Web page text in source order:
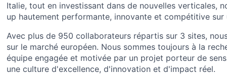
Italie, tout en investissant dans de nouvelles verticales,
up hautement performante, innovante et compétitive sur
Avec plus de 950 collaborateurs répartis sur 3 sites,
sur le marché européen. Nous sommes toujours à la
équipe engagée et motivée par un projet porteur de
une culture d'excellence, d'innovation et d'impact réel.